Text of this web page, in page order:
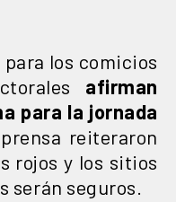
los comicios
afirman
para la jornada
reiteraron
rojos y los sitios
serán seguros.